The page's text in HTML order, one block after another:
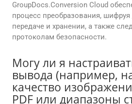
GroupDocs.Conversion Cloud
процесс преобразования,
передаче и хранении, а также
протоколам безопасности.
Могу ли я
вывода (например,
качество
PDF или диапазоны